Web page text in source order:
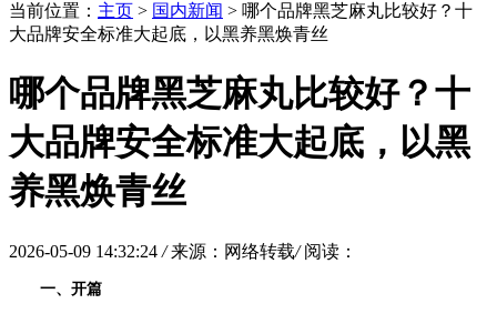
当前位置： 主页 > 国内新闻 > 哪个品牌黑芝麻丸比较好？十
大品牌安全标准大起底，以黑养黑焕青丝
哪个品牌黑芝麻丸比较好？十
大品牌安全标准大起底，以黑
养黑焕青丝
2026-05-09 14:32:24 / 来源：网络转载/ 阅读：
一、开篇